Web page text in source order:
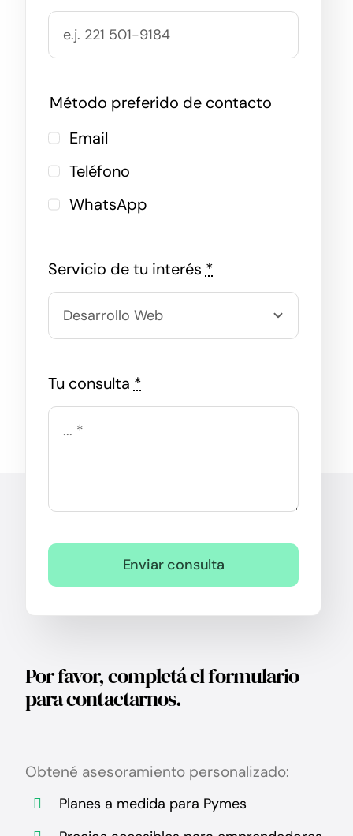
Por favor, completá el formulario
para contactarnos.
Obtené asesoramiento personalizado:
Planes a medida para Pymes
Método preferido de contacto
Email
Teléfono
WhatsApp
Servicio de tu interés *
Tu consulta *
Enviar consulta